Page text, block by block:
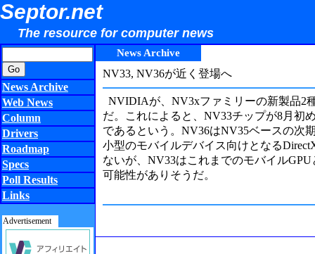
Septor.net
The resource for computer news
News Archive
Web News
Column
Drivers
Roadmap
Specs
Poll Results
Links
Advertisement
News Archive
NV33, NV36が近く登場へ
NVIDIAが、NV3xファミリーの新製品2
だ。これによると、NV33チップが8月初
であるという。NV36はNV35ベースの次
小型のモバイルデバイス向けとなる
ないが、NV33はこれまでのモバイル
可能性がありそうだ。